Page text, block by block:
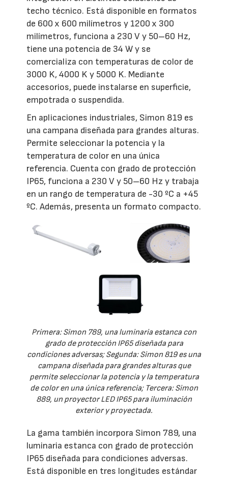
techo técnico. Está disponible en formatos
de 600 x 600 milímetros y 1200 x 300
milímetros, funciona a 230 V y 50–60 Hz,
tiene una potencia de 34 W y se
comercializa con temperaturas de color de
3000 K, 4000 K y 5000 K. Mediante
accesorios, puede instalarse en superficie,
empotrada o suspendida.
En aplicaciones industriales, Simon 819 es
una campana diseñada para grandes alturas.
Permite seleccionar la potencia y la
temperatura de color en una única
referencia. Cuenta con grado de protección
IP65, funciona a 230 V y 50–60 Hz y trabaja
en un rango de temperatura de -30 ºC a +45
ºC. Además, presenta un formato compacto.
Primera: Simon 789, una luminaria estanca con
grado de protección IP65 diseñada para
condiciones adversas; Segunda: Simon 819 es una
campana diseñada para grandes alturas que
permite seleccionar la potencia y la temperatura
de color en una única referencia; Tercera: Simon
889, un proyector LED IP65 para iluminación
exterior y proyectada.
La gama también incorpora Simon 789, una
luminaria estanca con grado de protección
IP65 diseñada para condiciones adversas.
Está disponible en tres longitudes estándar